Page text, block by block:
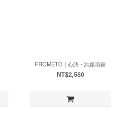
FROMETO｜心語・純銀項鍊
NT$2,580